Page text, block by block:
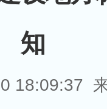
知
18:09:37